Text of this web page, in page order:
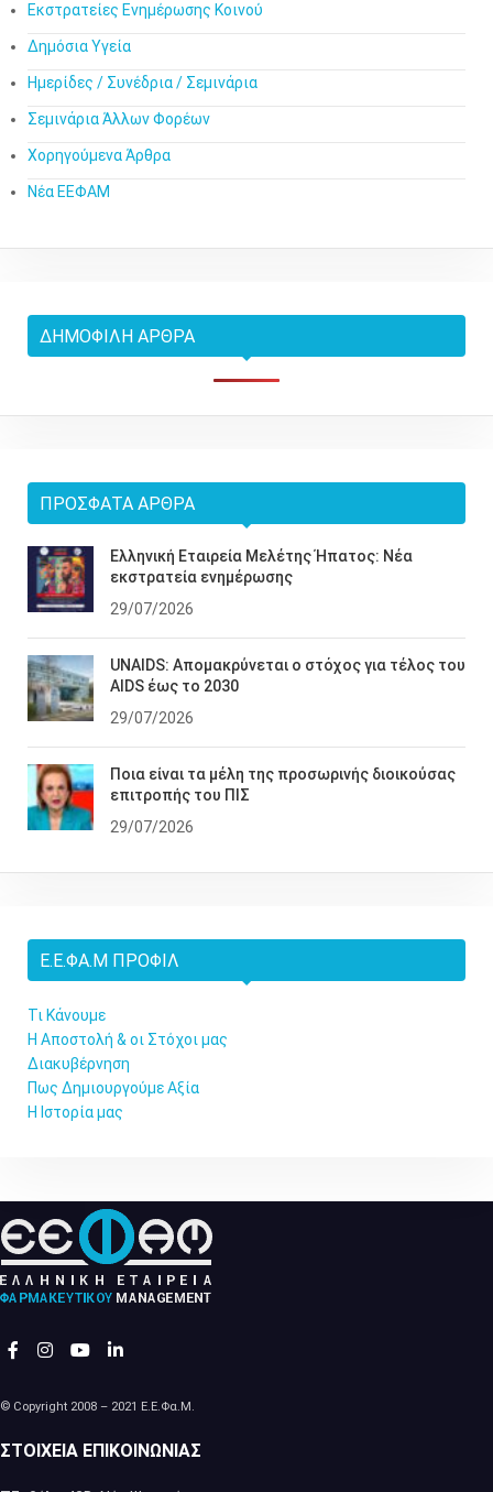
Εκστρατείες Ενημέρωσης Κοινού
Δημόσια Υγεία
Ημερίδες / Συνέδρια / Σεμινάρια
Σεμινάρια Άλλων Φορέων
Χορηγούμενα Άρθρα
Νέα ΕΕΦΑΜ
ΔΗΜΟΦΙΛΉ ΆΡΘΡΑ
ΠΡΌΣΦΑΤΑ ΆΡΘΡΑ
Ελληνική Εταιρεία Μελέτης Ήπατος: Νέα
εκστρατεία ενημέρωσης
29/07/2026
UNAIDS: Απομακρύνεται ο στόχος για τέλος του
AIDS έως το 2030
29/07/2026
Ποια είναι τα μέλη της προσωρινής διοικούσας
επιτροπής του ΠΙΣ
29/07/2026
Ε.Ε.ΦΑ.Μ ΠΡΟΦΊΛ
Τι Κάνουμε
Η Αποστολή & οι Στόχοι μας
Διακυβέρνηση
Πως Δημιουργούμε Αξία
Η Ιστορία μας
© Copyright 2008 – 2021 Ε.Ε.Φα.Μ.
ΣΤΟΙΧΕΊΑ ΕΠΙΚΟΙΝΩΝΊΑΣ